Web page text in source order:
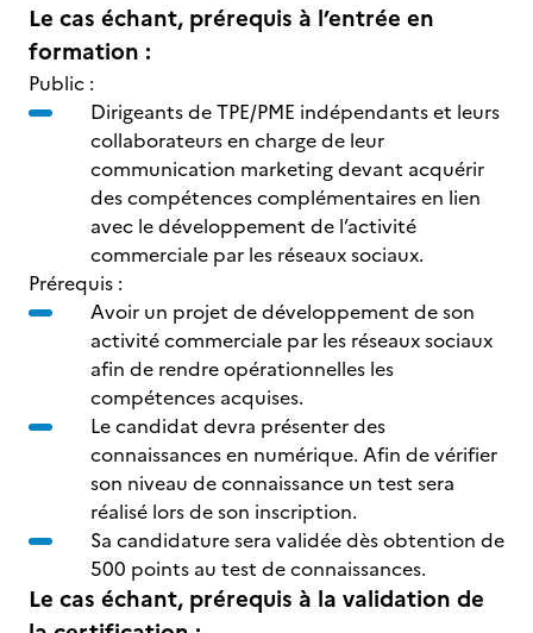
Le cas échant, prérequis à l’entrée en
formation :
Public :
Dirigeants de TPE/PME indépendants et leurs
collaborateurs en charge de leur
communication marketing devant acquérir
des compétences complémentaires en lien
avec le développement de l’activité
commerciale par les réseaux sociaux.
Prérequis :
Avoir un projet de développement de son
activité commerciale par les réseaux sociaux
afin de rendre opérationnelles les
compétences acquises.
Le candidat devra présenter des
connaissances en numérique. Afin de vérifier
son niveau de connaissance un test sera
réalisé lors de son inscription.
Sa candidature sera validée dès obtention de
500 points au test de connaissances.
Le cas échant, prérequis à la validation de